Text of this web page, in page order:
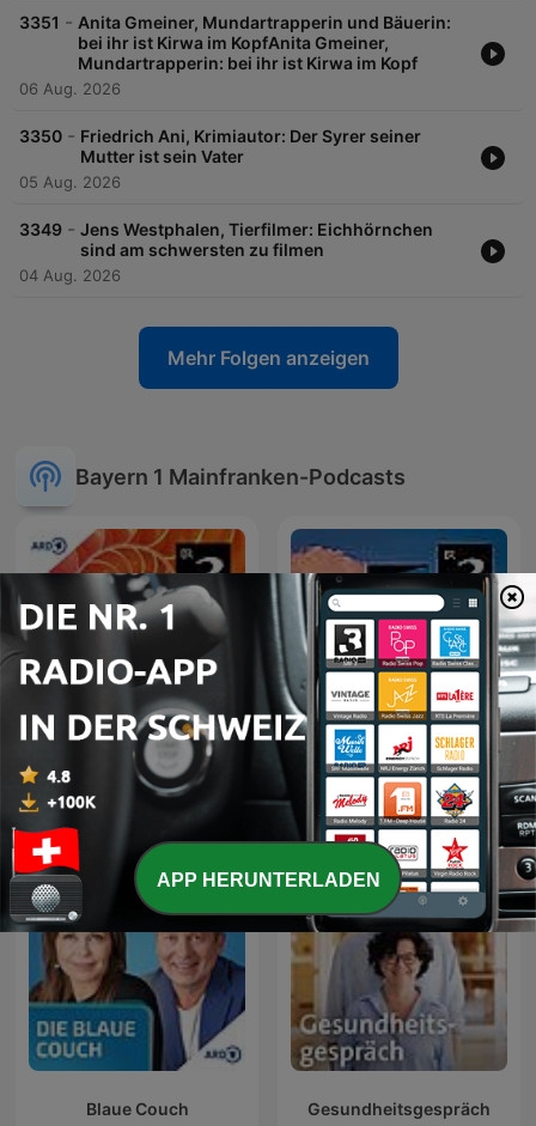
3351 - Anita Gmeiner, Mundartrapperin und Bäuerin:
bei ihr ist Kirwa im KopfAnita Gmeiner,
Mundartrapperin: bei ihr ist Kirwa im Kopf
06 Aug. 2026
3350 - Friedrich Ani, Krimiautor: Der Syrer seiner
Mutter ist sein Vater
05 Aug. 2026
3349 - Jens Westphalen, Tierfilmer: Eichhörnchen
sind am schwersten zu filmen
04 Aug. 2026
Mehr Folgen anzeigen
Bayern 1 Mainfranken-Podcasts
IQ - Wissenschaft und
Forschung
Radiowissen
Blaue Couch Gesundheitsgespräch
APP HERUNTERLADEN